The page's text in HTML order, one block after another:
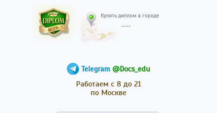
Telegram @Docs_edu
Работаем с 8 до 21
по Москве